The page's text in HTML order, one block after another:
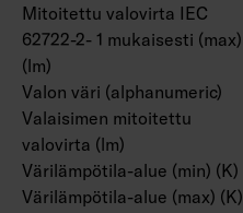
Mitoitettu valovirta IEC
62722-2- 1 mukaisesti (max)
(lm)
Valon väri (alphanumeric)
Valaisimen mitoitettu
valovirta (lm)
Värilämpötila-alue (min) (K)
Värilämpötila-alue (max) (K)